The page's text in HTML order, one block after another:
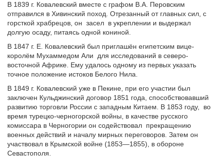
В 1839 г. Ковалевский вместе с графом В.А. Перовским
отправился в Хивинский поход. Отрезанный от главных сил, с
горсткой храбрецов, он засел в укреплении и выдержал
долгую осаду, питаясь одной кониной.
В 1847 г. Е. Ковалевский был приглашён египетским вице-
королём Мухаммедом Али для исследований в северо-
восточной Африке. Ему удалось одному из первых указать
точное положение истоков Белого Нила.
В 1849 г. Ковалевский уже в Пекине, при его участии был
заключен Кульджинский договор 1851 года, способствовавший
развитию торговли России с западным Китаем. В 1853 году, во
время турецко-черногорской войны, в качестве русского
комиссара в Черногории он содействовал прекращению
военных действий и началу мирных переговоров. Затем он
участвовал в Крымской войне (1853—1855), в обороне
Севастополя.